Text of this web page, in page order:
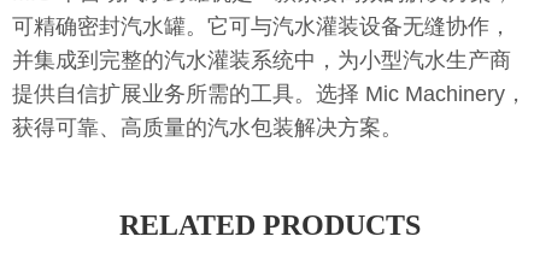
可精确密封汽水罐。它可与汽水灌装设备无缝协作，
并集成到完整的汽水灌装系统中，为小型汽水生产商
提供自信扩展业务所需的工具。选择 Mic Machinery，
获得可靠、高质量的汽水包装解决方案。
RELATED PRODUCTS